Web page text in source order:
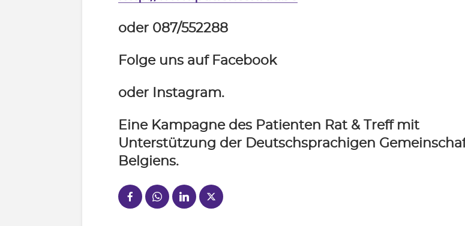
oder 087/552288
Folge uns auf Facebook
oder Instagram.
Eine Kampagne des Patienten Rat & Treff mit
Unterstützung der Deutschsprachigen
Belgiens.